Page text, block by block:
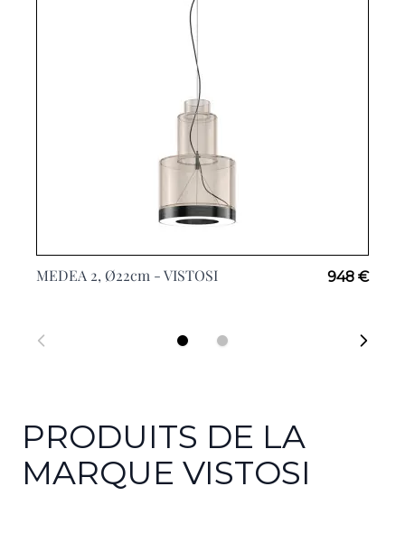
MEDEA 2, Ø22cm -VISTOSI 948 €
PRODUITS DE LA
MARQUE VISTOSI